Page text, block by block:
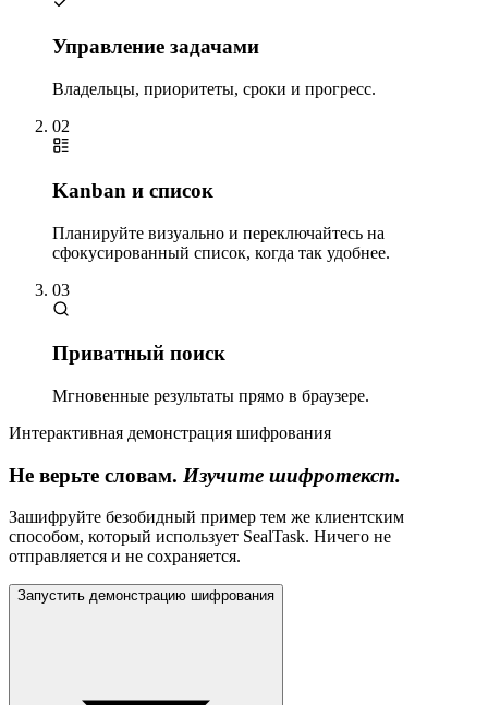
Управление задачами
Владельцы, приоритеты, сроки и прогресс.
02
Kanban и список
Планируйте визуально и переключайтесь на
сфокусированный список, когда так удобнее.
03
Приватный поиск
Мгновенные результаты прямо в браузере.
Интерактивная демонстрация шифрования
Не верьте словам. Изучите шифротекст.
Зашифруйте безобидный пример тем же клиентским
способом, который использует SealTask. Ничего не
отправляется и не сохраняется.
Запустить демонстрацию шифрования